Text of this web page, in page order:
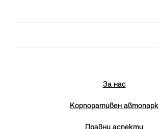
За нас
Корпоративен автопарк